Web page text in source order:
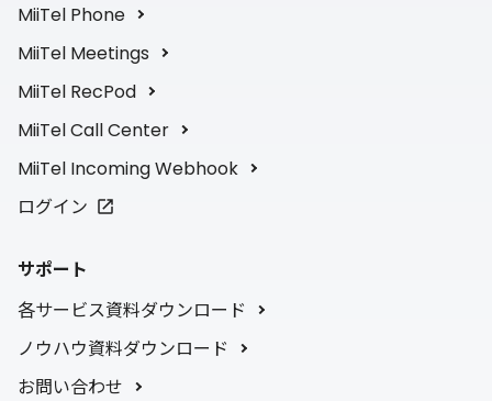
MiiTel Phone
MiiTel Meetings
MiiTel RecPod
MiiTel Call Center
MiiTel Incoming Webhook
ログイン
サポート
各サービス資料ダウンロード
ノウハウ資料ダウンロード
お問い合わせ